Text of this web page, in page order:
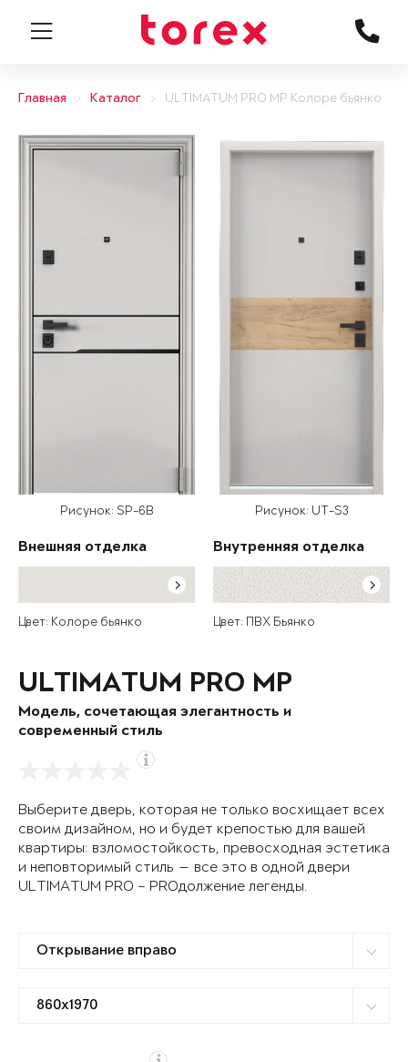
Главная Каталог ULTIMATUM PRO MP Колоре бьянко
Рисунок: SP-6B
Внешняя отделка
Цвет: Колоре бьянко
Рисунок: UT-S3
Внутренняя отделка
Цвет: ПВХ Бьянко
ULTIMATUM PRO MP
Модель, сочетающая элегантность и
современный стиль
Выберите дверь, которая не только восхищает всех
своим дизайном, но и будет крепостью для вашей
квартиры: взломостойкость, превосходная эстетика
и неповторимый стиль — все это в одной двери
ULTIMATUM PRO – PROдолжение легенды.